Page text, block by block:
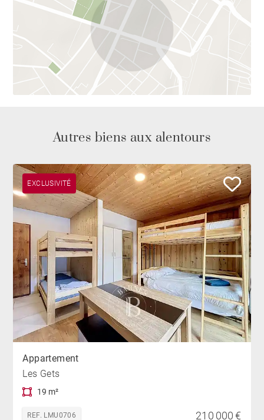
Autres biens aux alentours
EXCLUSIVITÉ
Appartement
Les Gets
19 m²
REF. LMU0706 210 000 €